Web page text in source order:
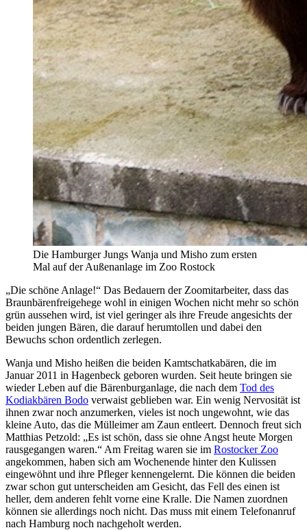
Die Hamburger Jungs Wanja und Misho zum ersten
Mal auf der Außenanlage im Zoo Rostock
„Die schöne Anlage!“ Das Bedauern der Zoomitarbeiter, dass das
Braunbärenfreigehege wohl in einigen Wochen nicht mehr so schön
grün aussehen wird, ist viel geringer als ihre Freude angesichts der
beiden jungen Bären, die darauf herumtollen und dabei den
Bewuchs schon ordentlich zerlegen.
Wanja und Misho heißen die beiden Kamtschatkabären, die im
Januar 2011 in Hagenbeck geboren wurden. Seit heute bringen sie
wieder Leben auf die Bärenburganlage, die nach dem Tod des
Kodiakbären Bodo verwaist geblieben war. Ein wenig Nervosität ist
ihnen zwar noch anzumerken, vieles ist noch ungewohnt, wie das
kleine Auto, das die Mülleimer am Zaun entleert. Dennoch freut sich
Matthias Petzold: „Es ist schön, dass sie ohne Angst heute Morgen
rausgegangen waren.“ Am Freitag waren sie im Rostocker Zoo
angekommen, haben sich am Wochenende hinter den Kulissen
eingewöhnt und ihre Pfleger kennengelernt. Die können die beiden
zwar schon gut unterscheiden am Gesicht, das Fell des einen ist
heller, dem anderen fehlt vorne eine Kralle. Die Namen zuordnen
können sie allerdings noch nicht. Das muss mit einem Telefonanruf
nach Hamburg noch nachgeholt werden.